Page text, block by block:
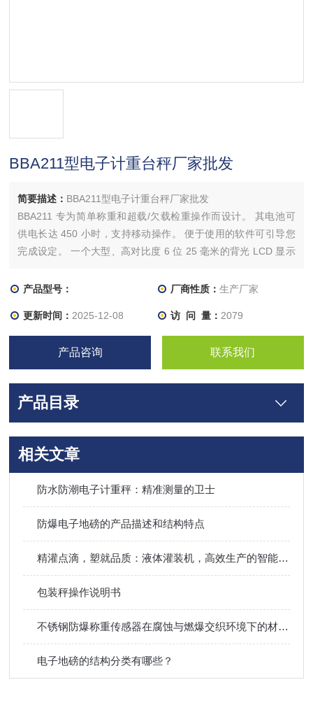
BBA211型电子计重台秤厂家批发
简要描述： BBA211型电子计重台秤厂家批发
BBA211 专为简单称重和超载/欠载检重操作而设计。 其电池可
供电长达 450 小时，支持移动操作。 便于使用的软件可引导您
完成设定。 一个大型、高对比度 6 位 25 毫米的背光 LCD 显示
用中显示出易于验证的状态。 耐用的秤台由涂漆钢管结构建造，
产品型号： 厂商性质： 生产厂家
更新时间： 2025-12-08 访 问 量： 2079
产品咨询 联系我们
产品目录
相关文章
防水防潮电子计重秤：精准测量的卫士
防爆电子地磅的产品描述和结构特点
精灌点滴，塑就品质：液体灌装机，高效生产的智能引擎
包装秤操作说明书
不锈钢防爆称重传感器在腐蚀与燃爆交织环境下的材质叙事
电子地磅的结构分类有哪些？